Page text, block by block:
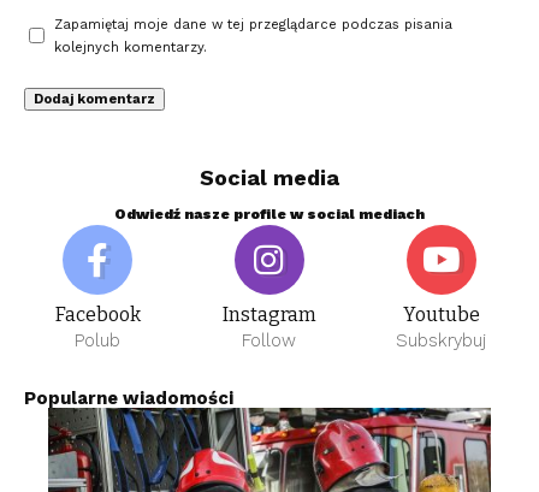
Zapamiętaj moje dane w tej przeglądarce podczas pisania
kolejnych komentarzy.
Social media
Odwiedź nasze profile w social mediach
Facebook
Polub
Instagram
Follow
Youtube
Subskrybuj
Popularne wiadomości